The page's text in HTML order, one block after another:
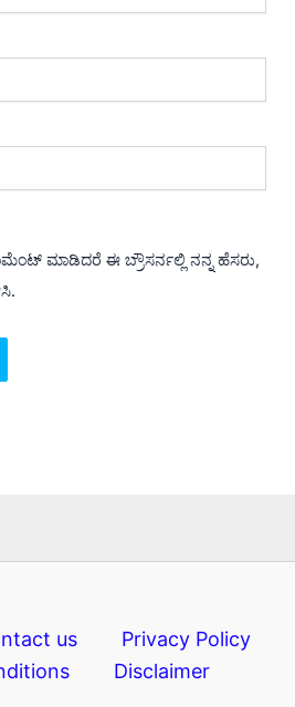
ಮಾಡಿದರೆ ಈ ಬ್ರೌಸರ್ನಲ್ಲಿ ನನ್ನ ಹೆಸರು,
us
Privacy Policy
Disclaimer